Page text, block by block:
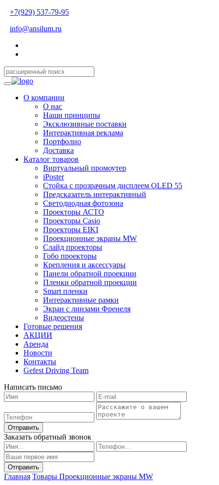
+7(929) 537-79-95
info@ansilum.ru
О компании
О нас
Наши принципы
Эксклюзивные поставки
Интерактивная реклама
Портфолио
Доставка
Каталог товаров
Виртуальный промоутер
iPoster
Стойка с прозрачным дисплеем OLED 55
Предсказатель интерактивный
Светодиодная фотозона
Проекторы АСТО
Проекторы Casio
Проекторы EIKI
Проекционные экраны MW
Слайд проекторы
Гобо проекторы
Крепления и аксессуары
Панели обратной проекции
Пленки обратной проекции
Smart пленки
Интерактивные рамки
Экран с линзами Френеля
Видеостены
Готовые решения
АКЦИИ
Аренда
Новости
Контакты
Gefest Driving Team
Написать письмо
Отправить
Заказать обратный звонок
Главная Товары Проекционные экраны MW